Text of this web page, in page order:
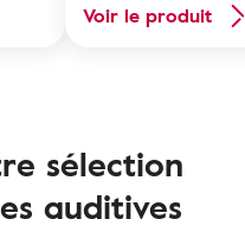
Voir le produit
sélection
auditives